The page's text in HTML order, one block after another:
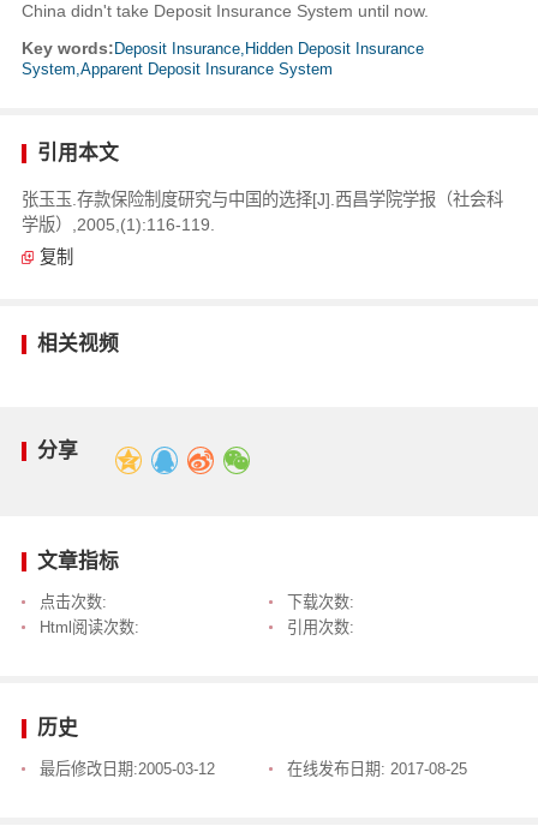
China didn't take Deposit Insurance System until now.
Key words: Deposit Insurance,Hidden Deposit Insurance
System,Apparent Deposit Insurance System
引用本文
张玉玉.存款保险制度研究与中国的选择[J].西昌学院学报（社会科
学版）,2005,(1):116-119.
复制
相关视频
分享
文章指标
点击次数:
下载次数:
Html阅读次数:
引用次数:
历史
最后修改日期:2005-03-12 在线发布日期: 2017-08-25